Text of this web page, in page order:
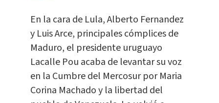
En la cara de Lula, Alberto Fernandez
y Luis Arce, principales cómplices de
Maduro, el presidente uruguayo
Lacalle Pou acaba de levantar su voz
en la Cumbre del Mercosur por Maria
Corina Machado y la libertad del